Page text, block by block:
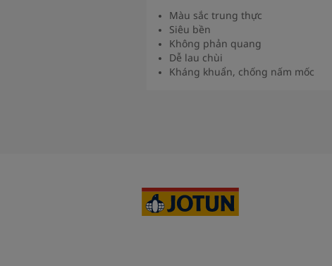
Màu sắc trung thực
Siêu bền
Không phản quang
Dễ lau chùi
Kháng khuẩn, chống nấm mốc